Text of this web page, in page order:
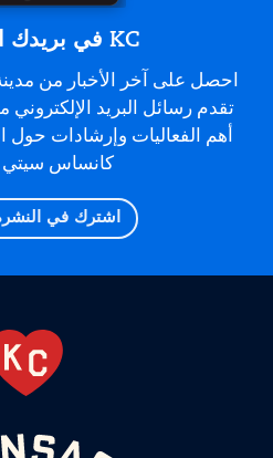
KC في بريدك الإلكتروني
احصل على آخر الأخبار من
أهم الفعاليات وإرشادات حول
كانساس سيتي
اشترك في النشرة